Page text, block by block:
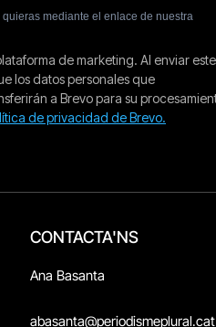
CONTACTA'NS
Ana Basanta
abasanta@periodismeplural.cat